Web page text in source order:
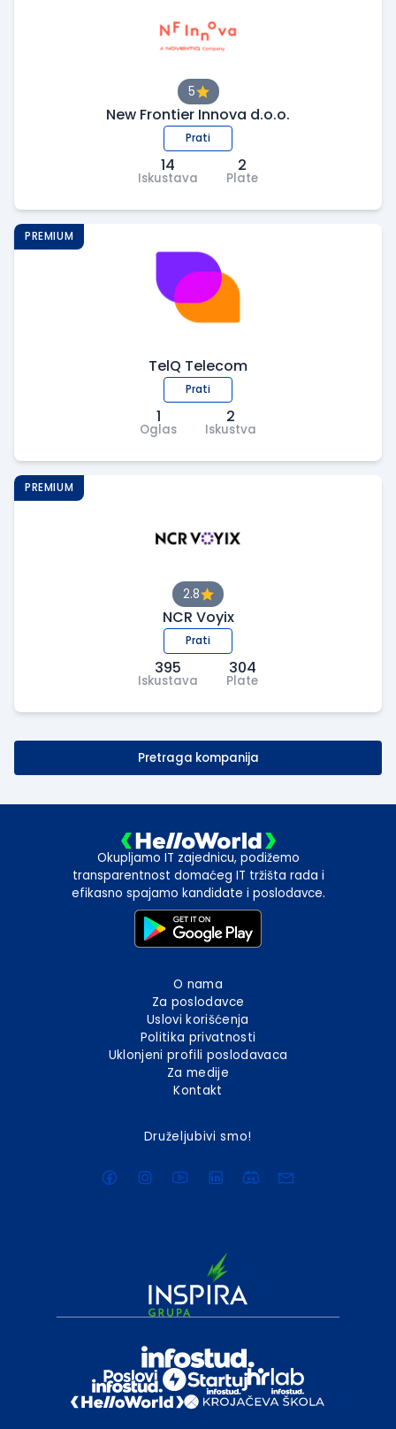
5
New Frontier Innova d.o.o.
Prati
14
Iskustava
2
Plate
TelQ Telecom
Prati
1
Oglas
2
Iskustva
PREMIUM
2.8
NCR Voyix
Prati
395
Iskustava
304
Plate
PREMIUM
Pretraga kompanija
Okupljamo IT zajednicu, podižemo
transparentnost domaćeg IT tržišta rada i
efikasno spajamo kandidate i poslodavce.
O nama
Za poslodavce
Uslovi korišćenja
Politika privatnosti
Uklonjeni profili poslodavaca
Za medije
Kontakt
Druželjubivi smo!